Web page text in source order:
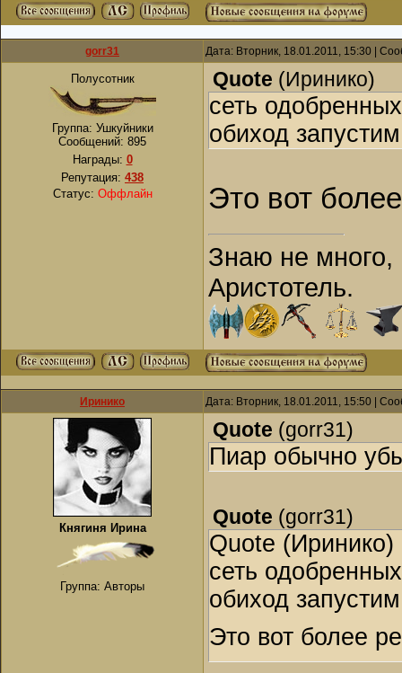
gorr31 Дата: Вторник, 18.01.2011, 15:30 |
Полусотник
Группа: Ушкуйники
Сообщений: 895
Награды: 0
Репутация: 438
Статус: Оффлайн
Quote (Иринико)
сеть
обиход
Это вот
Знаю не много,
Аристотель.
Иринико Дата: Вторник, 18.01.2011, 15:50 |
Княгиня Ирина
Группа: Авторы
Quote (gorr31)
Пиар обычно
Quote (gorr31)
Quote (Иринико)
сеть
обиход
Это вот более